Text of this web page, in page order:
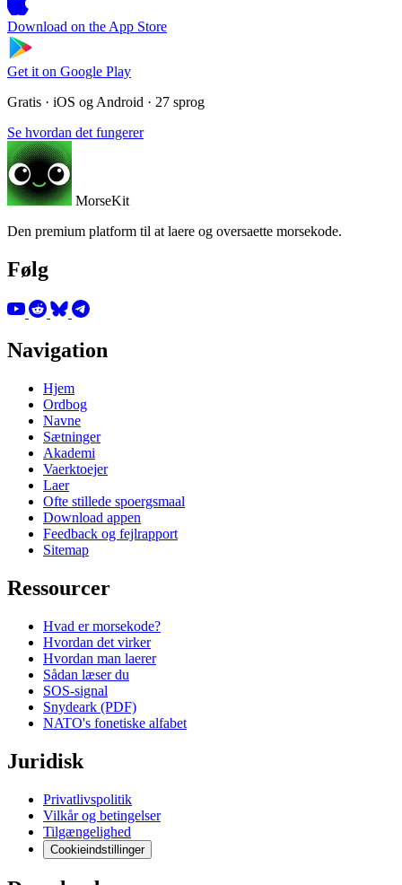
Download on the App Store
Get it on Google Play
Gratis · iOS og Android · 27 sprog
Se hvordan det fungerer
MorseKit
Den premium platform til at laere og oversaette morsekode.
Følg
Navigation
Hjem
Ordbog
Navne
Sætninger
Akademi
Vaerktoejer
Laer
Ofte stillede spoergsmaal
Download appen
Feedback og fejlrapport
Sitemap
Ressourcer
Hvad er morsekode?
Hvordan det virker
Hvordan man laerer
Sådan læser du
SOS-signal
Snydeark (PDF)
NATO's fonetiske alfabet
Juridisk
Privatlivspolitik
Vilkår og betingelser
Tilgængelighed
Cookieindstillinger